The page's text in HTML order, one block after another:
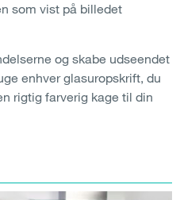
som vist på billedet
og skabe udseendet
enhver glasuropskrift, du
rigtig farverig kage til din